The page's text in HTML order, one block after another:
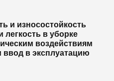
и износостойкость
в уборке
воздействиям
в эксплуатацию